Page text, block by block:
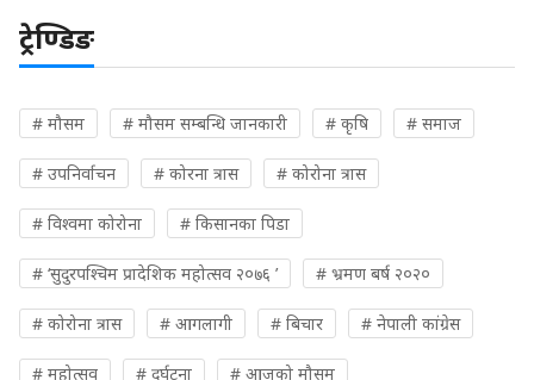
ट्रेण्डिङ
# मौसम # मौसम सम्बन्धि जानकारी # कृषि # समाज
# उपनिर्वाचन # कोरना त्रास # कोरोना त्रास
# विश्वमा कोरोना # किसानका पिडा
# ‘सुदुरपश्चिम प्रादेशिक महोत्सव २०७६ ’ # भ्रमण बर्ष २०२०
# कोरोना त्रास # आगलागी # बिचार # नेपाली कांग्रेस
# महोत्सव # दुर्घटना # आजको मौसम